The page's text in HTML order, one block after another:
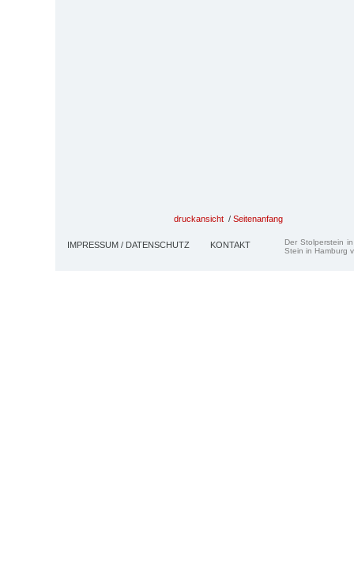
druckansicht / Seitenanfang
IMPRESSUM / DATENSCHUTZ KONTAKT
Der Stolperstein
Stein in Hamburg